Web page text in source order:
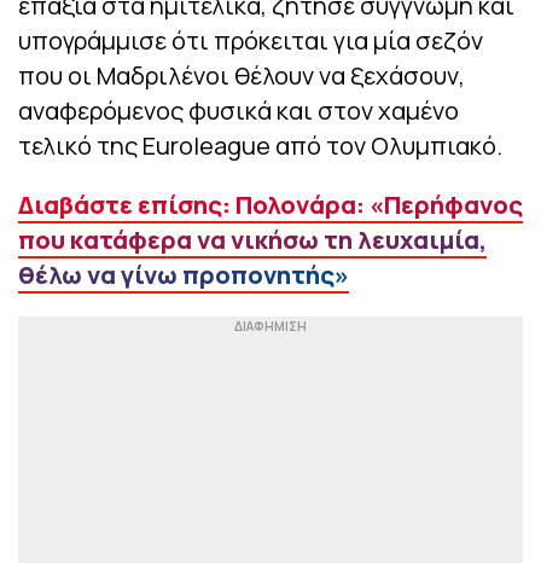
υπογράμμισε ότι πρόκειται για μία σεζόν
που οι Μαδριλένοι θέλουν να ξεχάσουν,
αναφερόμενος φυσικά και στον χαμένο
τελικό της Euroleague από τον Ολυμπιακό.
Διαβάστε επίσης: Πολονάρα: «Περήφανος
που κατάφερα να νικήσω τη λευχαιμία,
θέλω να γίνω προπονητής»